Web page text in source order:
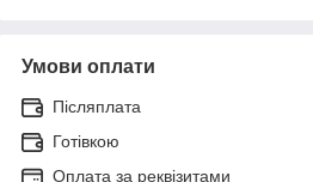
Умови оплати
Післяплата
Готівкою
Оплата за реквізитами